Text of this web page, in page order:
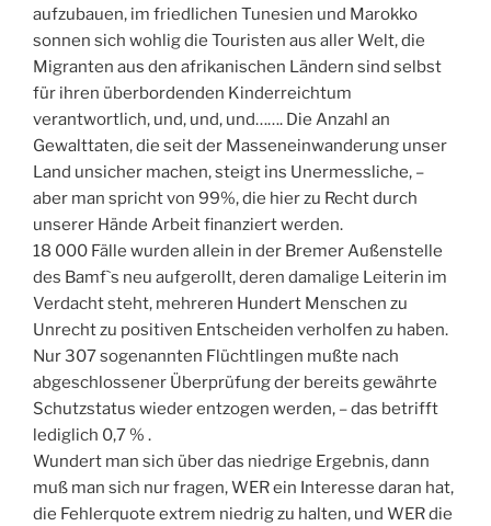
aufzubauen, im friedlichen Tunesien und Marokko
sonnen sich wohlig die Touristen aus aller Welt, die
Migranten aus den afrikanischen Ländern sind selbst
für ihren überbordenden Kinderreichtum
verantwortlich, und, und, und……. Die Anzahl an
Gewalttaten, die seit der Masseneinwanderung unser
Land unsicher machen, steigt ins Unermessliche, –
aber man spricht von 99%, die hier zu Recht durch
unserer Hände Arbeit finanziert werden.
18 000 Fälle wurden allein in der Bremer Außenstelle
des Bamf`s neu aufgerollt, deren damalige Leiterin im
Verdacht steht, mehreren Hundert Menschen zu
Unrecht zu positiven Entscheiden verholfen zu haben.
Nur 307 sogenannten Flüchtlingen mußte nach
abgeschlossener Überprüfung der bereits gewährte
Schutzstatus wieder entzogen werden, – das betrifft
lediglich 0,7 % .
Wundert man sich über das niedrige Ergebnis, dann
muß man sich nur fragen, WER ein Interesse daran hat,
die Fehlerquote extrem niedrig zu halten, und WER die